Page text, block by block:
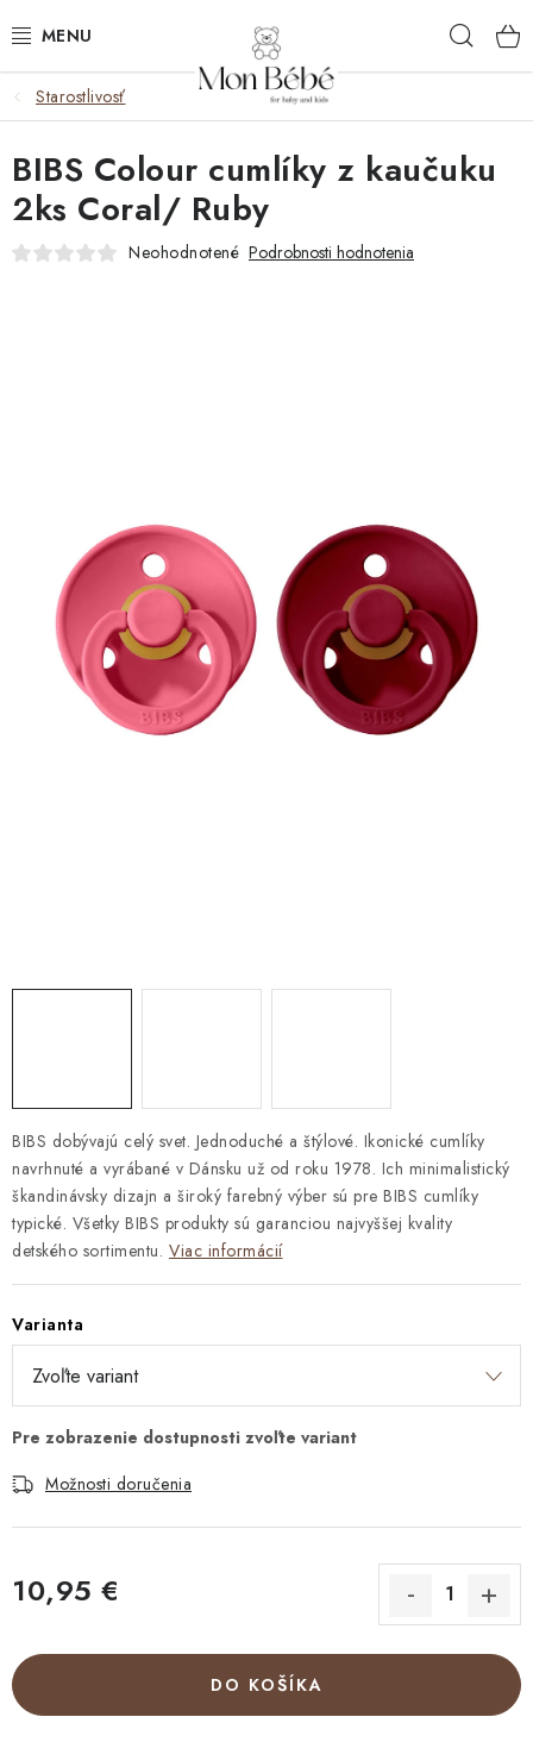
na
ZĽAVY
OBLEČENIE
VÝBAVA
DARČEKOVÉ BOXY
O nás
Všeobecné obchodné podmienky
Podmienky ochrany osobných údajov a poučenie o cookies
Reklamačný poriadok
Reklamačný formulár
Formulár na odstúpenie od zmluvy
Moja objednávka
Starostlivosť
BIBS dobývajú celý svet. Jednoduché a štýlové. Ikonické cumlíky
navrhnuté a vyrábané v Dánsku už od roku 1978. Ich minimalistický
škandinávsky dizajn a široký farebný výber sú pre BIBS cumlíky
typické. Všetky BIBS produkty sú garanciou najvyššej kvality
detského sortimentu. Viac informácií
Varianta
Možnosti doručenia
10,95 €
DO KOŠÍKA
BIBS Colour cumlíky z kaučuku
2ks Coral/ Ruby
Neohodnotené Podrobnosti hodnotenia